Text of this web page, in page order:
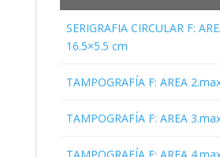
SERIGRAFIA CIRCULAR F:
16.5×5.5 cm
TAMPOGRAFÍA F: AREA
TAMPOGRAFÍA F: AREA